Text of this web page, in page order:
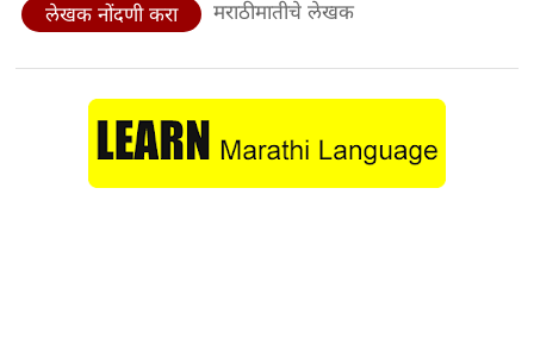
लेखक नोंदणी करा मराठीमातीचे लेखक